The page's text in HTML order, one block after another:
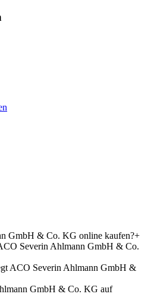
GmbH & Co. KG online kaufen?+
Severin Ahlmann GmbH & Co.
ACO Severin Ahlmann GmbH &
GmbH & Co. KG auf